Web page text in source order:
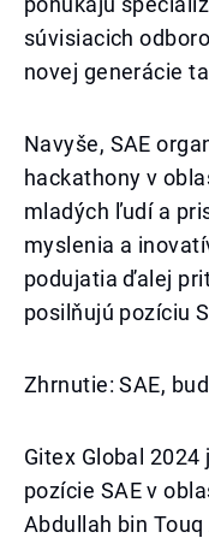
súvisiacich
novej generácie
Navyše, SAE
hackathony v
mladých ľudí a
myslenia a
podujatia ďalej
posilňujú pozíciu
Zhrnutie: SAE,
Gitex Global
pozície SAE v
Abdullah bin